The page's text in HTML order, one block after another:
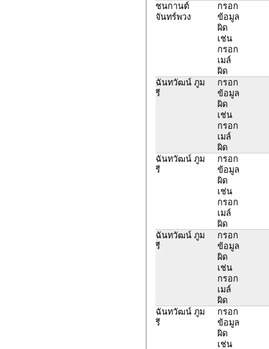
ชนกานต์
จันทร์พวง
กรอก
ข้อมูล
ผิด
เช่น
กรอก
เมล์
ผิด
ฉันทวัฒน์ ภูม
รี
กรอก
ข้อมูล
ผิด
เช่น
กรอก
เมล์
ผิด
ฉันทวัฒน์ ภูม
รี
กรอก
ข้อมูล
ผิด
เช่น
กรอก
เมล์
ผิด
ฉันทวัฒน์ ภูม
รี
กรอก
ข้อมูล
ผิด
เช่น
กรอก
เมล์
ผิด
ฉันทวัฒน์ ภูม
รี
กรอก
ข้อมูล
ผิด
เช่น